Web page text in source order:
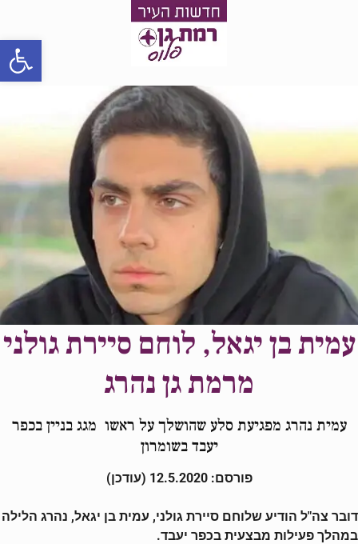
עמית בן יגאל, לוחם סיירת גולני
מרמת גן נהרג
עמית נהרג מפגיעת סלע שהושלך על ראשו מגג בניין בכפר
יעבד בשומרון
פורסם: 12.5.2020 (עודכן)
דובר צה"ל הודיע שלוחם סיירת גולני, עמית בן יגאל, נהרג הלילה
במהלך פעילות מבצעית בכפר יעבד.
פתח